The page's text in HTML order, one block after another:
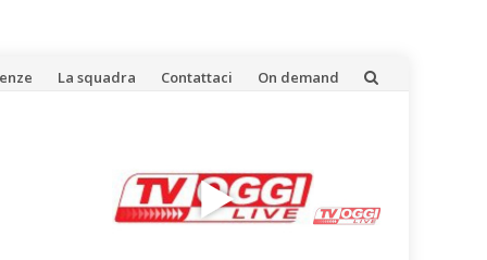
La squadra Contattaci On demand